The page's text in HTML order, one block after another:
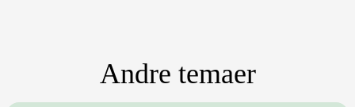
Andre temaer